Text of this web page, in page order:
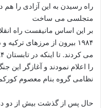
راه رسیدن به این آزادی را
متجلسی می ساخت
بر این اساس مانیفست راه
۱۹۸۴ بیرون از مرزهای
را اعلام نمودند و آغازگر
نظامی گروه بنام معصوم
حال پس از گذشت بیش از دو